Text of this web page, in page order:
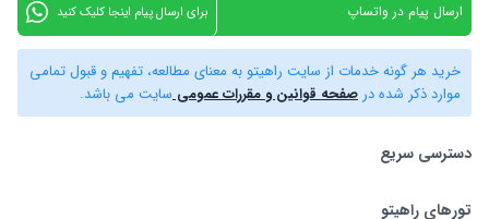
ارسال پیام در واتساپ برای ارسال پیام اینجا کلیک کنید
خرید هر گونه خدمات از سایت راهیتو به معنای مطالعه، تفهیم و قبول تمامی
موارد ذکر شده درصفحه قوانین و مقررات عمومیسایت می باشد.
دسترسی سریع
بلیط هواپیما
تورهای راهیتو